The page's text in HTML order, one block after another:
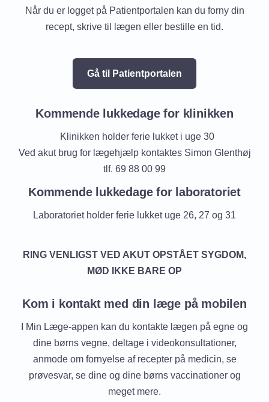
Når du er logget på Patientportalen kan du forny din
recept, skrive til lægen eller bestille en tid.
Gå til Patientportalen
Kommende lukkedage for klinikken
Klinikken holder ferie lukket i uge 30
Ved akut brug for lægehjælp kontaktes Simon Glenthøj
tlf. 69 88 00 99
Kommende lukkedage for laboratoriet
Laboratoriet holder ferie lukket uge 26, 27 og 31
RING VENLIGST VED AKUT OPSTÅET SYGDOM,
MØD IKKE BARE OP
Kom i kontakt med din læge på mobilen
I Min Læge-appen kan du kontakte lægen på egne og
dine børns vegne, deltage i videokonsultationer,
anmode om fornyelse af recepter på medicin, se
prøvesvar, se dine og dine børns vaccinationer og
meget mere.